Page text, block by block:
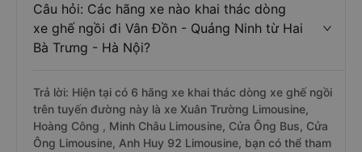
Câu hỏi: Các hãng xe nào khai thác dòng
xe ghế ngồi đi Vân Đồn - Quảng Ninh từ Hai
Bà Trưng - Hà Nội?
Trả lời: Hiện tại có 6 hãng xe khai thác dòng xe ghế ngồi
trên tuyến đường này là xe Xuân Trường Limousine,
Hoàng Công , Minh Châu Limousine, Cửa Ông Bus, Cửa
Ông Limousine, Anh Huy 92 Limousine, bạn có thể tham